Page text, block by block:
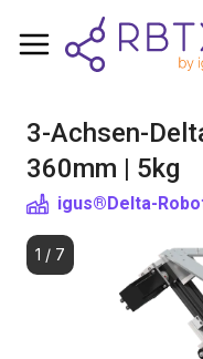
3-Achsen-
360mm | 5kg
igus®Delta-
1 / 7
Warenkorb